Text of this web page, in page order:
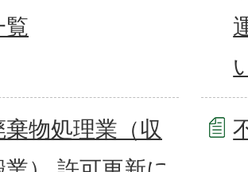
覧
棄物処理業（収